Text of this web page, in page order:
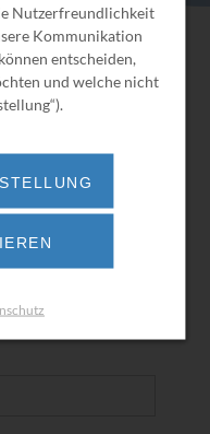
Nutzerfreundlichkeit
Kommunikation
entscheiden,
und welche nicht